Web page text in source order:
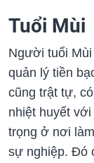
Tuổi Mùi
Người tuổi
quản lý tiền
cũng trật tự,
nhiệt huyết
trọng ở nơi
sự nghiệp. Đó